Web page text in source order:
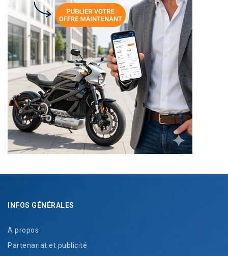
INFOS GÉNÉRALES
A propos
Partenariat et publicité